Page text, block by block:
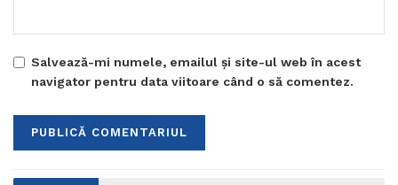
Salvează-mi numele, emailul și site-ul web în acest
navigator pentru data viitoare când o să comentez.